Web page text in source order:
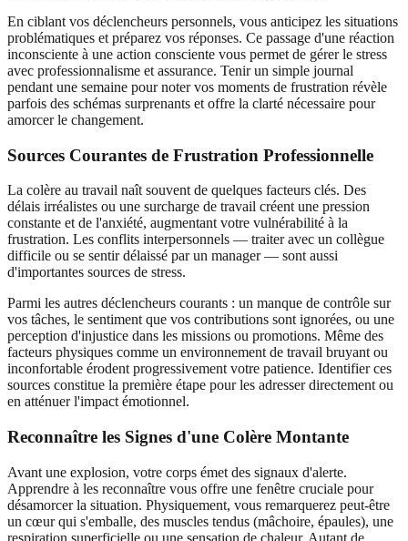
En ciblant vos déclencheurs personnels, vous anticipez les situations
problématiques et préparez vos réponses. Ce passage d'une réaction
inconsciente à une action consciente vous permet de gérer le stress
avec professionnalisme et assurance. Tenir un simple journal
pendant une semaine pour noter vos moments de frustration révèle
parfois des schémas surprenants et offre la clarté nécessaire pour
amorcer le changement.
Sources Courantes de Frustration Professionnelle
La colère au travail naît souvent de quelques facteurs clés. Des
délais irréalistes ou une surcharge de travail créent une pression
constante et de l'anxiété, augmentant votre vulnérabilité à la
frustration. Les conflits interpersonnels — traiter avec un collègue
difficile ou se sentir délaissé par un manager — sont aussi
d'importantes sources de stress.
Parmi les autres déclencheurs courants : un manque de contrôle sur
vos tâches, le sentiment que vos contributions sont ignorées, ou une
perception d'injustice dans les missions ou promotions. Même des
facteurs physiques comme un environnement de travail bruyant ou
inconfortable érodent progressivement votre patience. Identifier ces
sources constitue la première étape pour les adresser directement ou
en atténuer l'impact émotionnel.
Reconnaître les Signes d'une Colère Montante
Avant une explosion, votre corps émet des signaux d'alerte.
Apprendre à les reconnaître vous offre une fenêtre cruciale pour
désamorcer la situation. Physiquement, vous remarquerez peut-être
un cœur qui s'emballe, des muscles tendus (mâchoire, épaules), une
respiration superficielle ou une sensation de chaleur. Autant de